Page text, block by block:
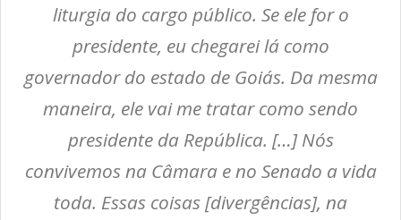
liturgia do cargo público. Se ele for o
presidente, eu chegarei lá como
governador do estado de Goiás. Da mesma
maneira, ele vai me tratar como sendo
presidente da República. […] Nós
convivemos na Câmara e no Senado a vida
toda. Essas coisas [divergências], na